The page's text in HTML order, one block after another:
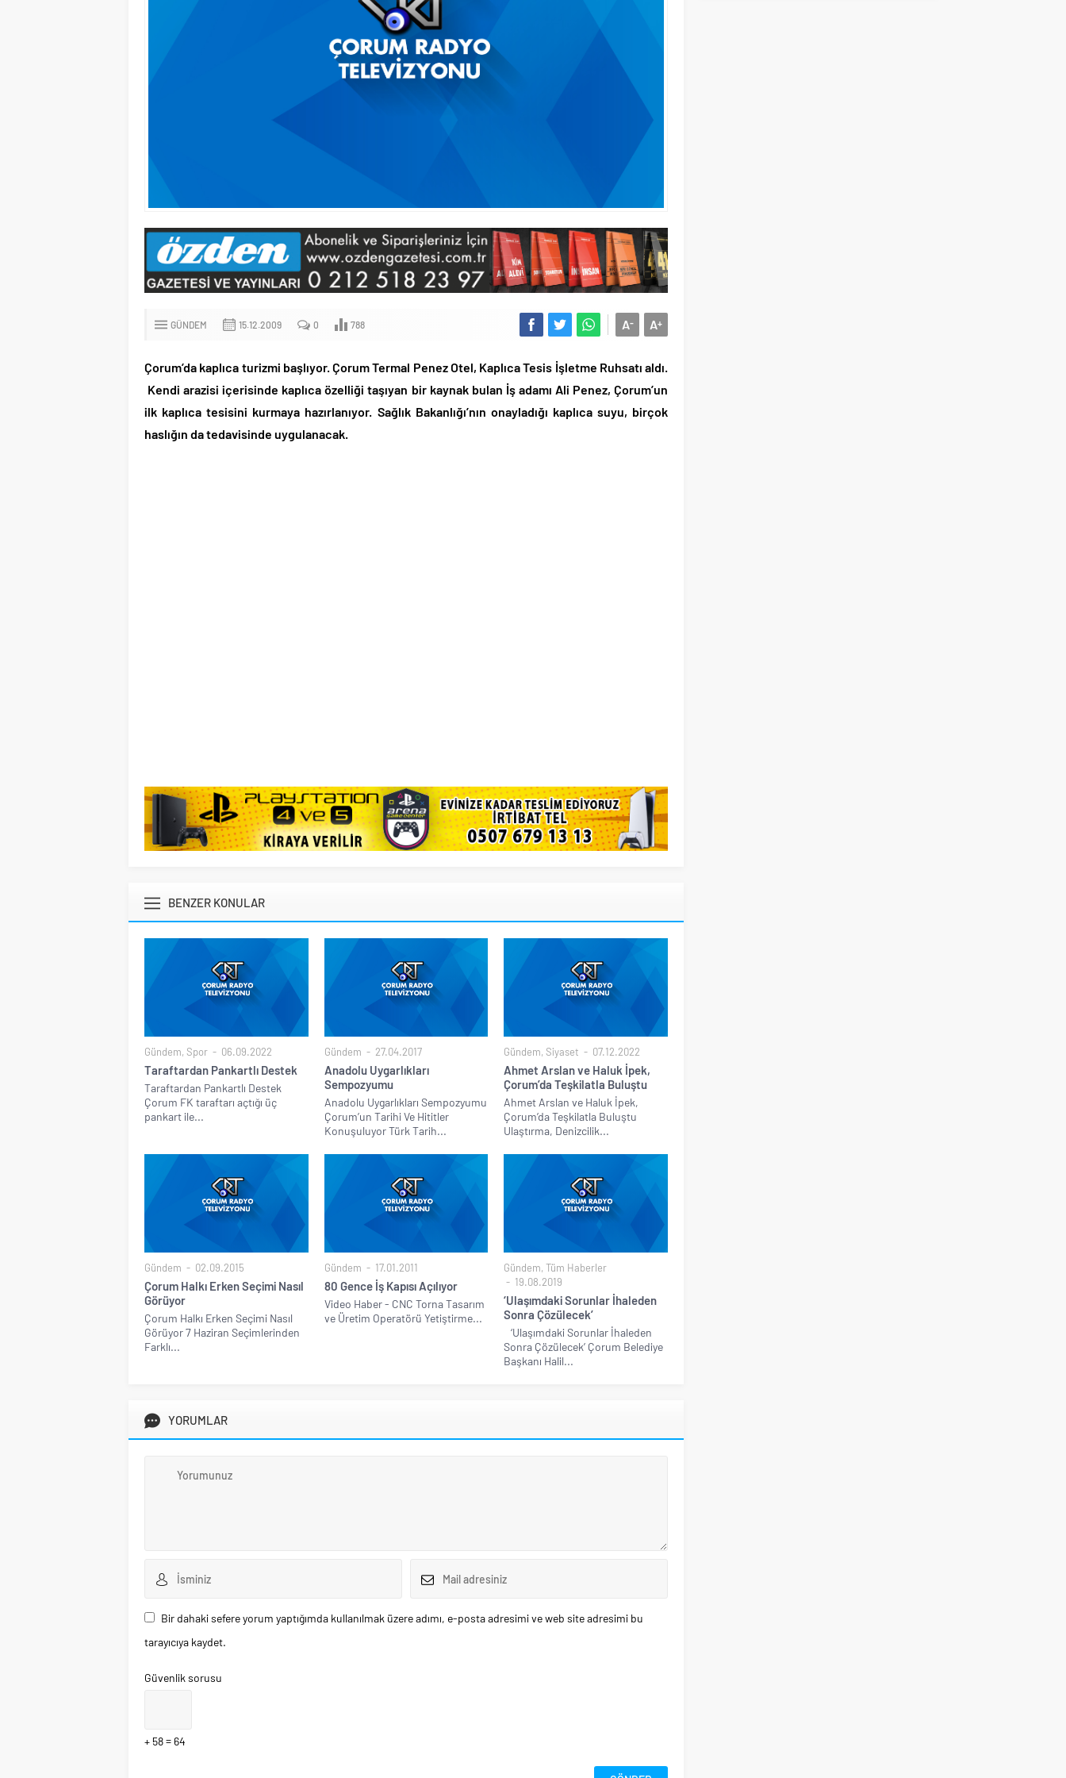
GÜNDEM 15.12.2009 0 788 A+
A-
Çorum’da kaplıca turizmi başlıyor. Çorum Termal Penez Otel, Kaplıca Tesis İşletme Ruhsatı aldı.
Kendi arazisi içerisinde kaplıca özelliği taşıyan bir kaynak bulan İş adamı Ali Penez, Çorum’un
ilk kaplıca tesisini kurmaya hazırlanıyor. Sağlık Bakanlığı’nın onayladığı kaplıca suyu, birçok
haslığın da tedavisinde uygulanacak.
BENZER KONULAR
Gündem, Spor 06.09.2022
Taraftardan Pankartlı Destek
Taraftardan Pankartlı Destek
Çorum FK taraftarı açtığı üç
pankart ile...
Gündem 27.04.2017
Anadolu Uygarlıkları
Sempozyumu
Anadolu Uygarlıkları Sempozyumu
Çorum’un Tarihi Ve Hititler
Konuşuluyor Türk Tarih...
Gündem,Siyaset 07.12.2022
Ahmet Arslan ve Haluk İpek,
Çorum’da Teşkilatla Buluştu
Ahmet Arslan ve Haluk İpek,
Çorum’da Teşkilatla Buluştu
Ulaştırma, Denizcilik...
Gündem 02.09.2015
Çorum Halkı Erken Seçimi Nasıl
Görüyor
Çorum Halkı Erken Seçimi Nasıl
Görüyor 7 Haziran Seçimlerinden
Farklı...
Gündem 17.01.2011
80 Gence İş Kapısı Açılıyor
Video Haber - CNC Torna Tasarım
ve Üretim Operatörü Yetiştirme...
Gündem,Tüm Haberler
19.08.2019
‘Ulaşımdaki Sorunlar İhaleden
Sonra Çözülecek’
‘Ulaşımdaki Sorunlar İhaleden
Sonra Çözülecek’ Çorum Belediye
Başkanı Halil...
YORUMLAR
Bir dahaki sefere yorum yaptığımda kullanılmak üzere adımı, e-posta adresimi ve web site adresimi bu
tarayıcıya kaydet.
Güvenlik sorusu
+ 58 = 64